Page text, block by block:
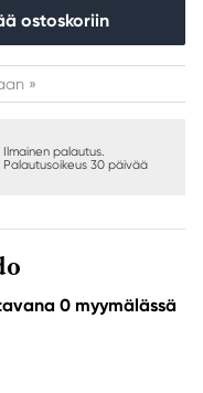
ostoskoriin
»
Ilmainen palautus.
Palautusoikeus 30 päivää
0 myymälässä